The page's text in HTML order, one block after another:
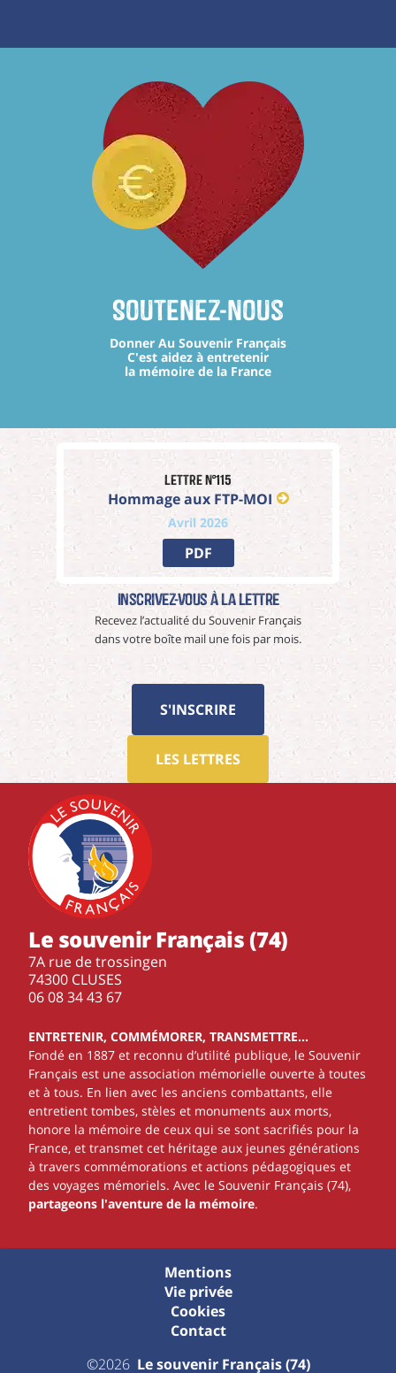
Soutenez-nous
Donner Au Souvenir Français
C'est aidez à entretenir
la mémoire de la France
Lettre n°115
Hommage aux FTP-MOI
Avril 2026
PDF
Inscrivez-vous à La Lettre
Recevez l’actualité du Souvenir Français
dans votre boîte mail une fois par mois.
S'INSCRIRE
LES LETTRES
Le souvenir Français (74)
7A rue de trossingen
74300 CLUSES
‭06 08 34 43 67‬
ENTRETENIR, COMMÉMORER, TRANSMETTRE…
Fondé en 1887 et reconnu d’utilité publique, le Souvenir
Français est une association mémorielle ouverte à toutes
et à tous. En lien avec les anciens combattants, elle
entretient tombes, stèles et monuments aux morts,
honore la mémoire de ceux qui se sont sacrifiés pour la
France, et transmet cet héritage aux jeunes générations
à travers commémorations et actions pédagogiques et
des voyages mémoriels. Avec le Souvenir Français (74),
partageons l'aventure de la mémoire.
©2026 Le souvenir Français (74)
Mentions
Vie privée
Cookies
Contact